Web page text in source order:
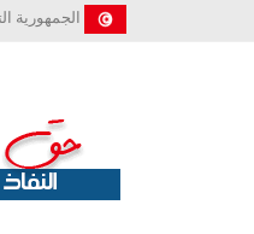
الجمهورية